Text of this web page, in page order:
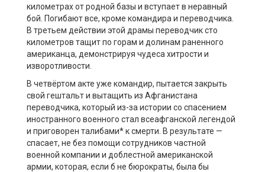
километрах от родной базы и вступает в неравный
бой. Погибают все, кроме командира и переводчика.
В третьем действии этой драмы переводчик сто
километров тащит по горам и долинам раненного
американца, демонстрируя чудеса хитрости и
изворотливости.
В четвёртом акте уже командир, пытается закрыть
свой гештальт и вытащить из Афганистана
переводчика, который из-за истории со спасением
иностранного военного стал всеафганской легендой
и приговорен талибами* к смерти. В результате —
спасает, не без помощи сотрудников частной
военной компании и доблестной американской
армии, которая, если б не бюрократы, была бы